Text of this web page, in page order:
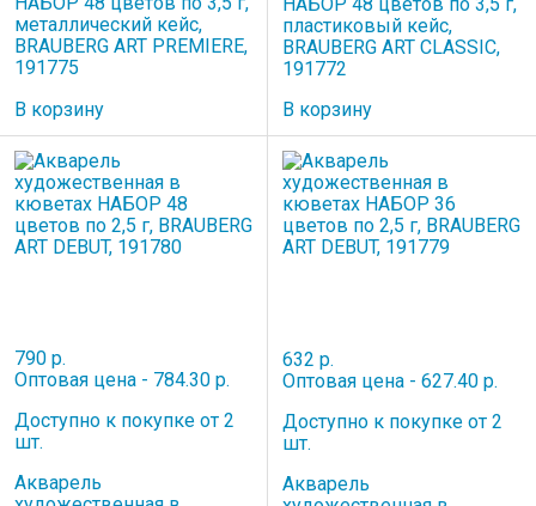
металлический кейс,
BRAUBERG ART PREMIERE,
191775
В корзину
пластиковый кейс,
BRAUBERG ART CLASSIC,
191772
В корзину
790 р.
Оптовая цена - 784.30 р.
Доступно к покупке от 2
шт.
Акварель
632 р.
Оптовая цена - 627.40 р.
Доступно к покупке от 2
шт.
Акварель